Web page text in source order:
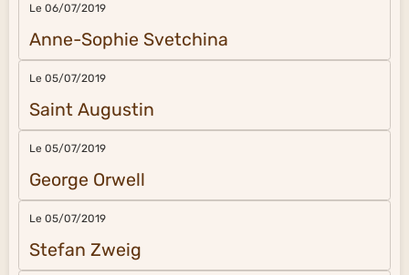
Le 06/07/2019
Anne-Sophie Svetchina
Le 05/07/2019
Saint Augustin
Le 05/07/2019
George Orwell
Le 05/07/2019
Stefan Zweig